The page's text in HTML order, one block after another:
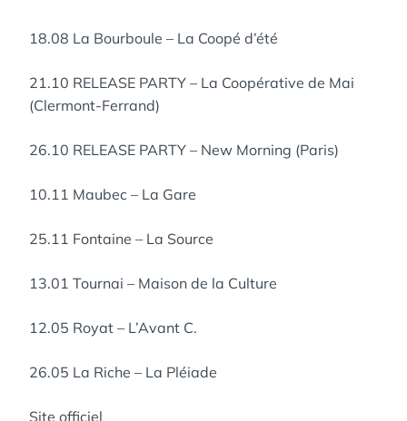
18.08 La Bourboule – La Coopé d’été
21.10 RELEASE PARTY – La Coopérative de Mai
(Clermont-Ferrand)
26.10 RELEASE PARTY – New Morning (Paris)
10.11 Maubec – La Gare
25.11 Fontaine – La Source
13.01 Tournai – Maison de la Culture
12.05 Royat – L’Avant C.
26.05 La Riche – La Pléiade
Site officiel